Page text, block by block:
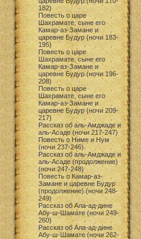
182)
Повесть о царе
Шахрамате, сыне его
Камар-аз-Замане и
царевне Будур (ночи 183-
195)
Повесть о царе
Шахрамате, сыне его
Камар-аз-Замане и
царевне Будур (ночи 196-
208)
Повесть о царе
Шахрамате, сыне его
Камар-аз-Замане и
царевне Будур (ночи 209-
217)
Рассказ об аль-Амджаде и
аль-Асаде (ночи 217-247)
Повесть о Ниме и Нум
(ночи 237-246)
Рассказ об аль-Амджаде и
аль-Асаде (продолжение)
(ночи 247-248)
Повесть о Камар-аз-
Замане и царевне Будур
(продолжение) (ночи 248-
249)
Рассказ об Ала-ад-дине
Абу-ш-Шамате (ночи 249-
260)
Рассказ об Ала-ад-дине
Абу-ш-Шамате (ночи 262-